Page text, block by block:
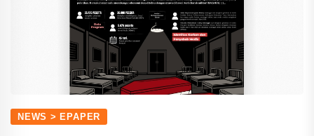
NEWS > EPAPER